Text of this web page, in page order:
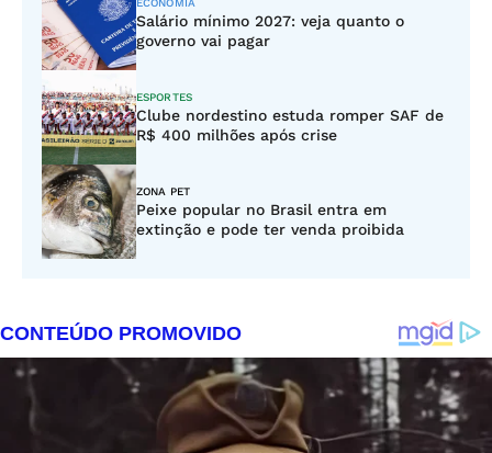
ECONOMIA
Salário mínimo 2027: veja quanto o
governo vai pagar
ESPORTES
Clube nordestino estuda romper SAF de
R$ 400 milhões após crise
ZONA PET
Peixe popular no Brasil entra em
extinção e pode ter venda proibida